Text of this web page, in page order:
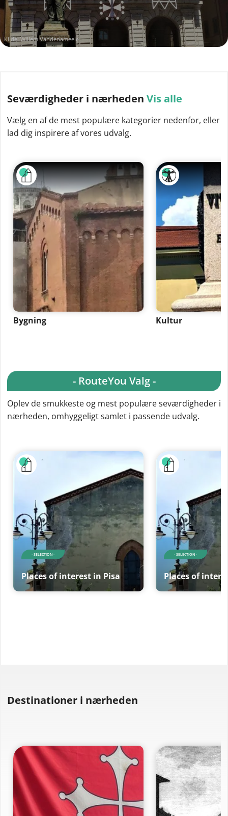
Kilde: Willem Vandenameele
Seværdigheder i nærheden Vis alle
Vælg en af de mest populære kategorier nedenfor, eller
lad dig inspirere af vores udvalg.
Bygning Kultur
- RouteYou Valg -
Oplev de smukkeste og mest populære seværdigheder i
nærheden, omhyggeligt samlet i passende udvalg.
- SELECTION -
Places of interest in Pisa
- SELECTION -
Places of
Destinationer i nærheden